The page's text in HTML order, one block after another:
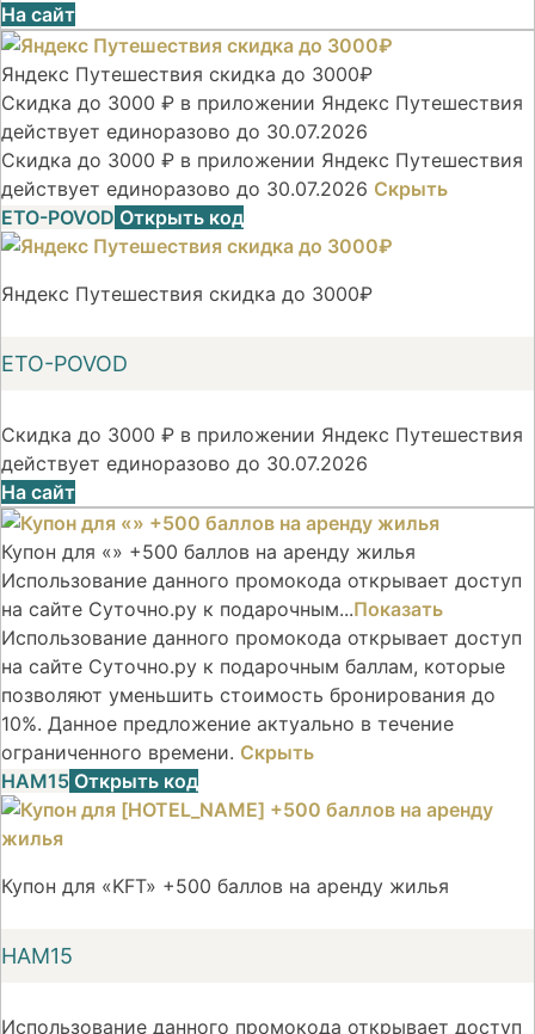
На сайт
Яндекс Путешествия скидка до 3000₽
Скидка до 3000 ₽ в приложении Яндекс Путешествия
действует единоразово до 30.07.2026
Скидка до 3000 ₽ в приложении Яндекс Путешествия
действует единоразово до 30.07.2026 Скрыть
ETO-POVOD Открыть код
Яндекс Путешествия скидка до 3000₽
ETO-POVOD
Скидка до 3000 ₽ в приложении Яндекс Путешествия
действует единоразово до 30.07.2026
На сайт
Купон для «» +500 баллов на аренду жилья
Использование данного промокода открывает доступ
на сайте Суточно.ру к подарочным...Показать
Использование данного промокода открывает доступ
на сайте Суточно.ру к подарочным баллам, которые
позволяют уменьшить стоимость бронирования до
10%. Данное предложение актуально в течение
ограниченного времени. Скрыть
НАМ15 Открыть код
Купон для «KFT» +500 баллов на аренду жилья
НАМ15
Использование данного промокода открывает доступ